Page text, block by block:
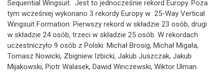
Sequential Wingsuit. Jest to jednocześnie rekord Europy. Poza
tym wcześniej wykonano 3 rekordy Europy w 25-Way Vertical
Wingsuit Formation: Pierwszy rekord w składzie 23 osób, drugi
w składzie 24 osób, trzeci w składzie 25 osób. W rekordach
uczestniczyło 9 osób z Polski: Michał Brosig, Michał Migała,
Tomasz Nowicki, Zbigniew Izbicki, Jakub Juszczak, Jakub
Mijakowski, Piotr Walasek, Dawid Winczewski, Wiktor Ulman.